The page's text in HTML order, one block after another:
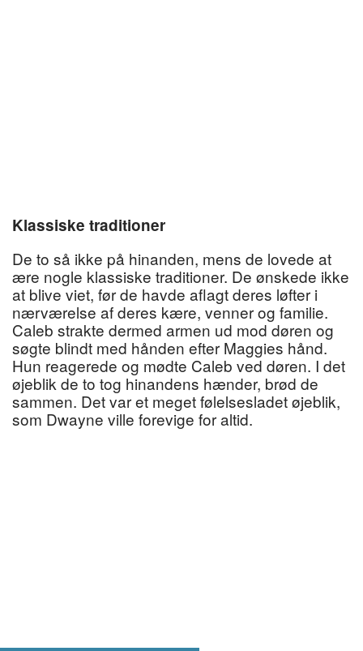
Klassiske traditioner
De to så ikke på hinanden, mens de lovede at
ære nogle klassiske traditioner. De ønskede ikke
at blive viet, før de havde aflagt deres løfter i
nærværelse af deres kære, venner og familie.
Caleb strakte dermed armen ud mod døren og
søgte blindt med hånden efter Maggies hånd.
Hun reagerede og mødte Caleb ved døren. I det
øjeblik de to tog hinandens hænder, brød de
sammen. Det var et meget følelsesladet øjeblik,
som Dwayne ville forevige for altid.